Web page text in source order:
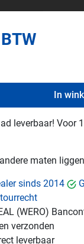
In
leverbaar! Voor
maten
sinds 2014
(WERO)
verzonden
leverbaar